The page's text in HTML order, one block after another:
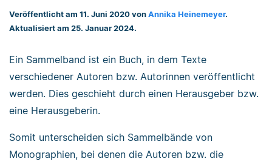
Veröffentlicht am 11. Juni 2020 von Annika Heinemeyer.
Aktualisiert am 25. Januar 2024.
Ein Sammelband ist ein Buch, in dem Texte
verschiedener Autoren bzw. Autorinnen veröffentlicht
werden. Dies geschieht durch einen Herausgeber bzw.
eine Herausgeberin.
Somit unterscheiden sich Sammelbände von
Monographien, bei denen die Autoren bzw. die